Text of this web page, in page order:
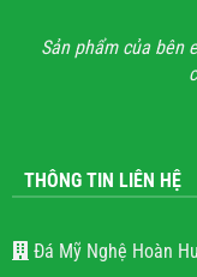
Sản phẩm của bên
THÔNG TIN LIÊN HỆ
Đá Mỹ Nghệ Hoàn